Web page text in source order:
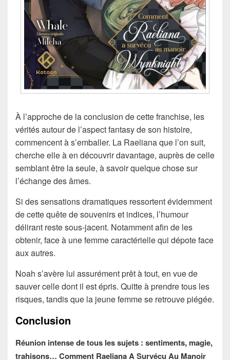
À l’approche de la conclusion de cette franchise, les
vérités autour de l’aspect fantasy de son histoire,
commencent à s’emballer. La Raeliana que l’on suit,
cherche elle à en découvrir davantage, auprès de celle
semblant être la seule, à savoir quelque chose sur
l’échange des âmes.
Si des sensations dramatiques ressortent évidemment
de cette quête de souvenirs et indices, l’humour
délirant reste sous-jacent. Notamment afin de les
obtenir, face à une femme caractérielle qui dépote face
aux autres.
Noah s’avère lui assurément prêt à tout, en vue de
sauver celle dont il est épris. Quitte à prendre tous les
risques, tandis que la jeune femme se retrouve piégée.
Conclusion
Réunion intense de tous les sujets : sentiments, magie,
trahisons… Comment Raeliana A Survécu Au Manoir